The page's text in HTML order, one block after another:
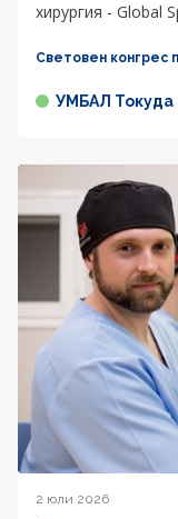
хирургия - Global
Световен конгрес
УМБАЛ Токуда
2 юли 2026